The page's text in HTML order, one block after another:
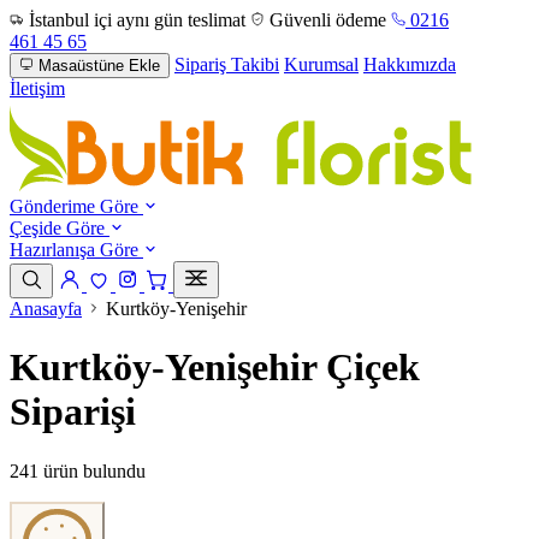
İstanbul içi aynı gün teslimat Güvenli ödeme
0216
461 45 65
Masaüstüne Ekle Sipariş Takibi Kurumsal Hakkımızda
İletişim
Gönderime Göre
Çeşide Göre
Hazırlanışa Göre
Anasayfa Kurtköy-Yenişehir
Kurtköy-Yenişehir Çiçek
Siparişi
241 ürün bulundu